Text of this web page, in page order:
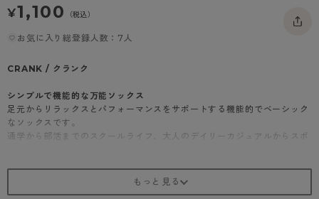
レギンス・スパッツ
- カップ付きインナー
ハイジュニ
¥1,100 （税込）
お気に入り総登録人数：7人
CRANK / クランク
シンプルで機能的な万能ソックス
足元からリラックスとパフォーマンスをサポートする機能的でベーシック
なソックスです。
通学から部活までのスクールライフ、大人のデイリーカジュアルからスポ